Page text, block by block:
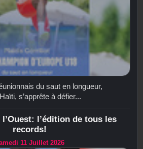
du saut en longueur,
s’apprête à défier...
l’édition de tous les
records!
11 Juillet 2026